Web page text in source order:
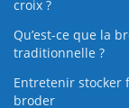
croix ?
Qu’est-ce que la
traditionnelle ?
Entretenir stocker
broder